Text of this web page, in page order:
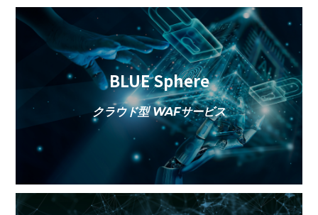
BLUE Sphere
クラウド型 WAFサービス